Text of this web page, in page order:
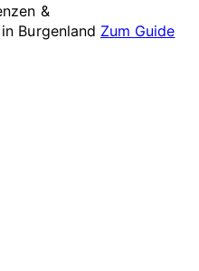
&
Burgenland Zum Guide